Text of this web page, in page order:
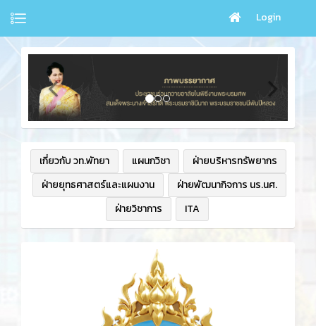
Login
เกี่ยวกับ วท.พัทยา แผนกวิชา
ฝ่ายบริหารทรัพยากร
ฝ่ายยุทธศาสตร์และแผนงาน
ฝ่ายพัฒนากิจการ นร.นศ.
ฝ่ายวิชาการ
ITA